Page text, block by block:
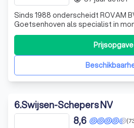
Sinds 1988 onderscheidt ROVAM
Goetsenhoven als specialist in
allerhande houtwerkzaamheden ,
jarenlange ervaring bieden wij
al uw projecten. Vraag vandaag
Prijsopgave
6.Swijsen-Schepers NV
8,6